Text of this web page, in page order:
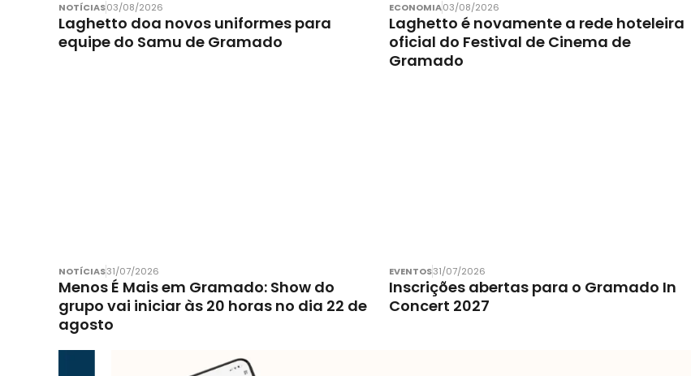
NOTÍCIAS03/08/2026
Laghetto doa novos uniformes para
equipe do Samu de Gramado
ECONOMIA03/08/2026
Laghetto é novamente a rede hoteleira
oficial do Festival de Cinema de
Gramado
NOTÍCIAS31/07/2026
Menos É Mais em Gramado: Show do
grupo vai iniciar às 20 horas no dia 22 de
agosto
EVENTOS31/07/2026
Inscrições abertas para o Gramado In
Concert 2027